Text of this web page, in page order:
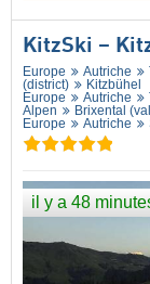
KitzSki –
Europe Autriche
(district)
Kitzbühel
Europe
Autriche
Alpen
Brixental
Europe
Autriche
il y a 48